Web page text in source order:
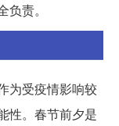
责。
为受疫情影响较
性。春节前夕是